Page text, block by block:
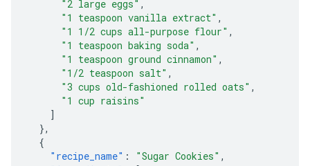
"2 large eggs" ,
"1 teaspoon vanilla extract" ,
"1 1/2 cups all-purpose flour" ,
"1 teaspoon baking soda" ,
"1 teaspoon ground cinnamon" ,
"1/2 teaspoon salt" ,
"3 cups old-fashioned rolled oats" ,
"1 cup raisins"
]
},
{
"recipe_name" : "Sugar Cookies" ,